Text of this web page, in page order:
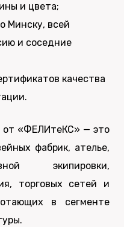
и цвета;
Минску, всей
и соседние
качества
от «ФЕЛИтеКС» — это
фабрик, ателье,
экипировки,
торговых сетей и
в сегменте